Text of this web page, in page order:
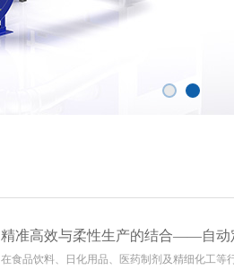
精准高效与柔性生产的结合——自动
在食品饮料、日化用品、医药制剂及精细化工